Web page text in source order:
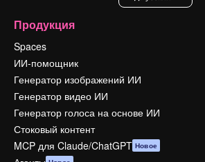
Продукция
Spaces
ИИ-помощник
Генератор изображений ИИ
Генератор видео ИИ
Генератор голоса на основе ИИ
Стоковый контент
MCP для Claude/ChatGPT Новое